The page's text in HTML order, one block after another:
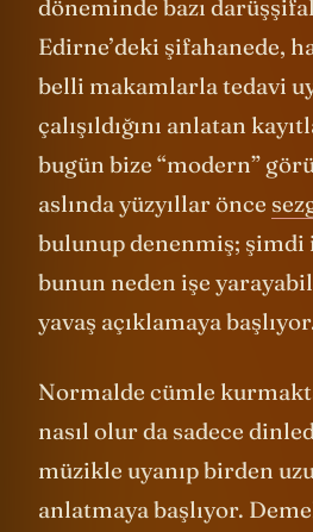
döneminde bazı
Edirne’deki şifahanede,
belli makamlarla tedavi
çalışıldığını anlatan
bugün bize “modern”
aslında yüzyıllar önce
bulunup denenmiş;
bunun neden işe
yavaş açıklamaya
Normalde cümle
nasıl olur da sadece
müzikle uyanıp birden
anlatmaya başlıyor.